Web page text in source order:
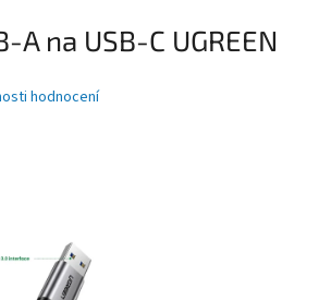
A na USB-C UGREEN
hodnocení